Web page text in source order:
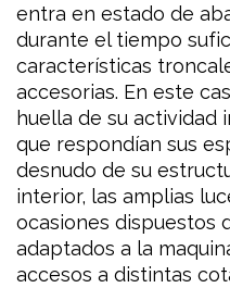
entra en estado de
durante el tiempo
características
accesorias. En este
huella de su actividad
que respondían sus
desnudo de su
interior, las amplias
ocasiones dispuestos
adaptados a la
accesos a distintas